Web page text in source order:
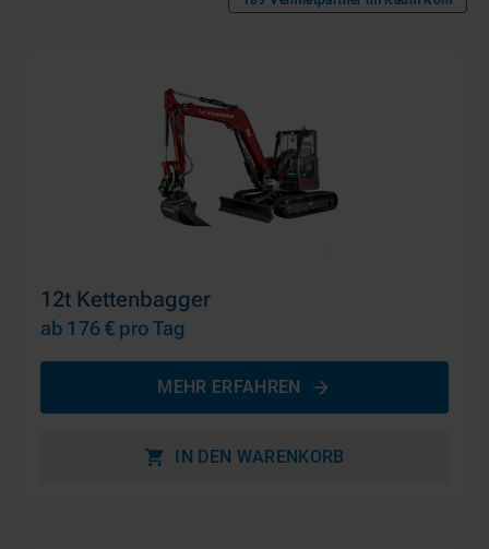
12t Kettenbagger
ab 176 € pro Tag
MEHR ERFAHREN
IN DEN WARENKORB